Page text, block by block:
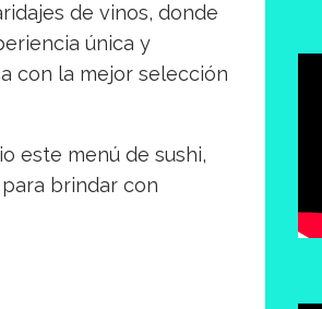
de vinos, donde
única y
con la mejor selección
este menú de sushi,
brindar con